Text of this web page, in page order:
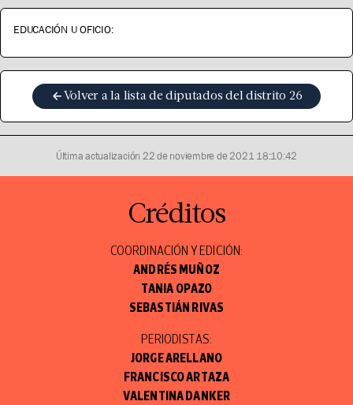
EDUCACIÓN U OFICIO:
Volver a la lista de diputados del distrito 26
Última actualización 22 de noviembre de 2021 18:10:42
Créditos
COORDINACIÓN Y EDICIÓN:
ANDRÉS MUÑOZ
TANIA OPAZO
SEBASTIÁN RIVAS
PERIODISTAS:
JORGE ARELLANO
FRANCISCO ARTAZA
VALENTINA DANKER